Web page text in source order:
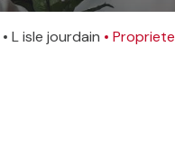
L isle jourdain Propriete